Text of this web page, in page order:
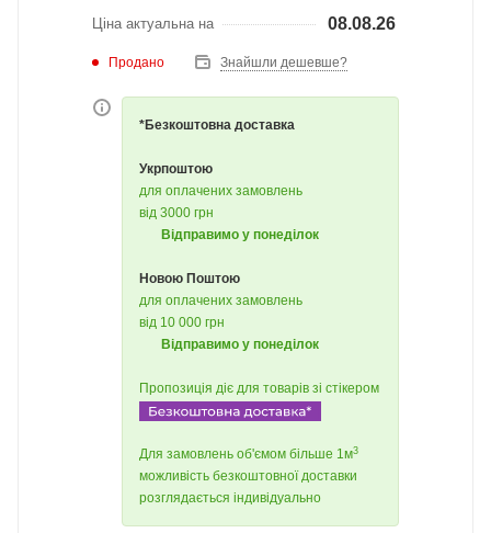
Ціна актуальна на 08.08.26
Продано Знайшли дешевше?
*Безкоштовна доставка
Укрпоштою
для оплачених замовлень
від 3000 грн
Відправимо у понеділок
Новою Поштою
для оплачених замовлень
від 10 000 грн
Відправимо у понеділок
Пропозиція діє для товарів зі стікером
Для замовлень об'ємом більше 1м3
можливість безкоштовної доставки
розглядається індивідуально